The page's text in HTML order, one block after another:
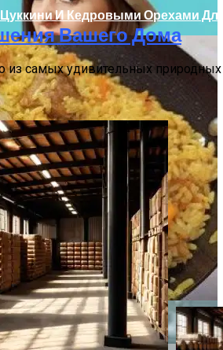
Дома И Сада
И Решения Для Женского
И Кедровыми Орехами Для
Для Всей Семьи
Вашего Дома
самых удивительных